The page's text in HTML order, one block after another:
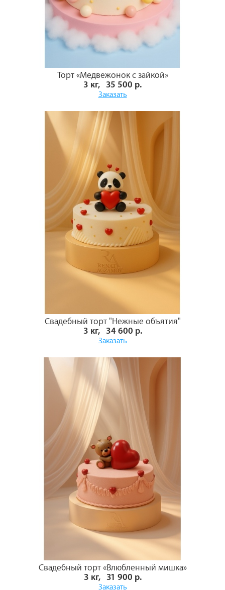
Торт «Медвежонок с зайкой»
3 кг, 35 500 р.
Заказать
Свадебный торт "Нежные объятия"
3 кг, 34 600 р.
Заказать
Свадебный торт «Влюбленный мишка»
3 кг, 31 900 р.
Заказать